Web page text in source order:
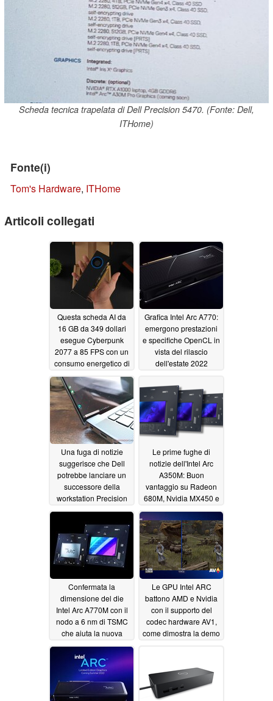
Scheda tecnica trapelata di Dell Precision 5470. (Fonte: Dell,
ITHome)
Fonte(i)
Tom's Hardware, ITHome
Articoli collegati
Questa scheda AI da
16 GB da 349 dollari
esegue Cyberpunk
2077 a 85 FPS con un
consumo energetico di
soli 50 W
09/28/2025
Grafica Intel Arc A770:
emergono prestazioni
e specifiche OpenCL in
vista del rilascio
dell'estate 2022
Una fuga di notizie
suggerisce che Dell
potrebbe lanciare un
successore della
workstation Precision
7760 con una GPU
Le prime fughe di
notizie dell'Intel Arc
A350M: Buon
vantaggio su Radeon
680M, Nvidia MX450 e
vicino a GTX 1650
Max-Q, ma la GPU
entry-level di Intel è
indietro rispetto a
MX57004/05/2022
Confermata la
dimensione del die
Intel Arc A770M con il
nodo a 6 nm di TSMC
che aiuta la nuova
GPU a offrire 21,7
miliardi di transistor e
13,5 TFLOPs di
prestazioni04/01/2022
Le GPU Intel ARC
battono AMD e Nvidia
con il supporto del
codec hardware AV1,
come dimostra la demo
04/01/2022